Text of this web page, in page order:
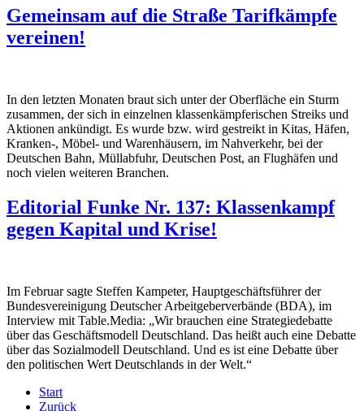
Gemeinsam auf die Straße Tarifkämpfe
vereinen!
In den letzten Monaten braut sich unter der Oberfläche ein Sturm
zusammen, der sich in einzelnen klassenkämpferischen Streiks und
Aktionen ankündigt. Es wurde bzw. wird gestreikt in Kitas, Häfen,
Kranken-, Möbel- und Warenhäusern, im Nahverkehr, bei der
Deutschen Bahn, Müllabfuhr, Deutschen Post, an Flughäfen und
noch vielen weiteren Branchen.
Editorial Funke Nr. 137: Klassenkampf
gegen Kapital und Krise!
Im Februar sagte Steffen Kampeter, Hauptgeschäftsführer der
Bundesvereinigung Deutscher Arbeitgeberverbände (BDA), im
Interview mit Table.Media: „Wir brauchen eine Strategiedebatte
über das Geschäftsmodell Deutschland. Das heißt auch eine Debatte
über das Sozialmodell Deutschland. Und es ist eine Debatte über
den politischen Wert Deutschlands in der Welt.“
Start
Zurück